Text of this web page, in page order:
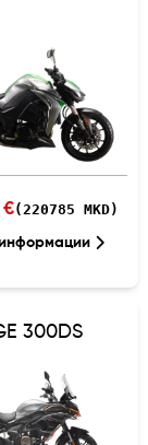
€(220785 MKD)
300DS